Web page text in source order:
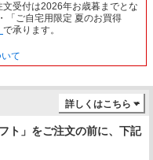
文受付は2026年お歳暮までとな
「ご自宅用限定 夏のお買得
で承ります。
て
ト」をご注文の前に、下記
詳しくはこちら